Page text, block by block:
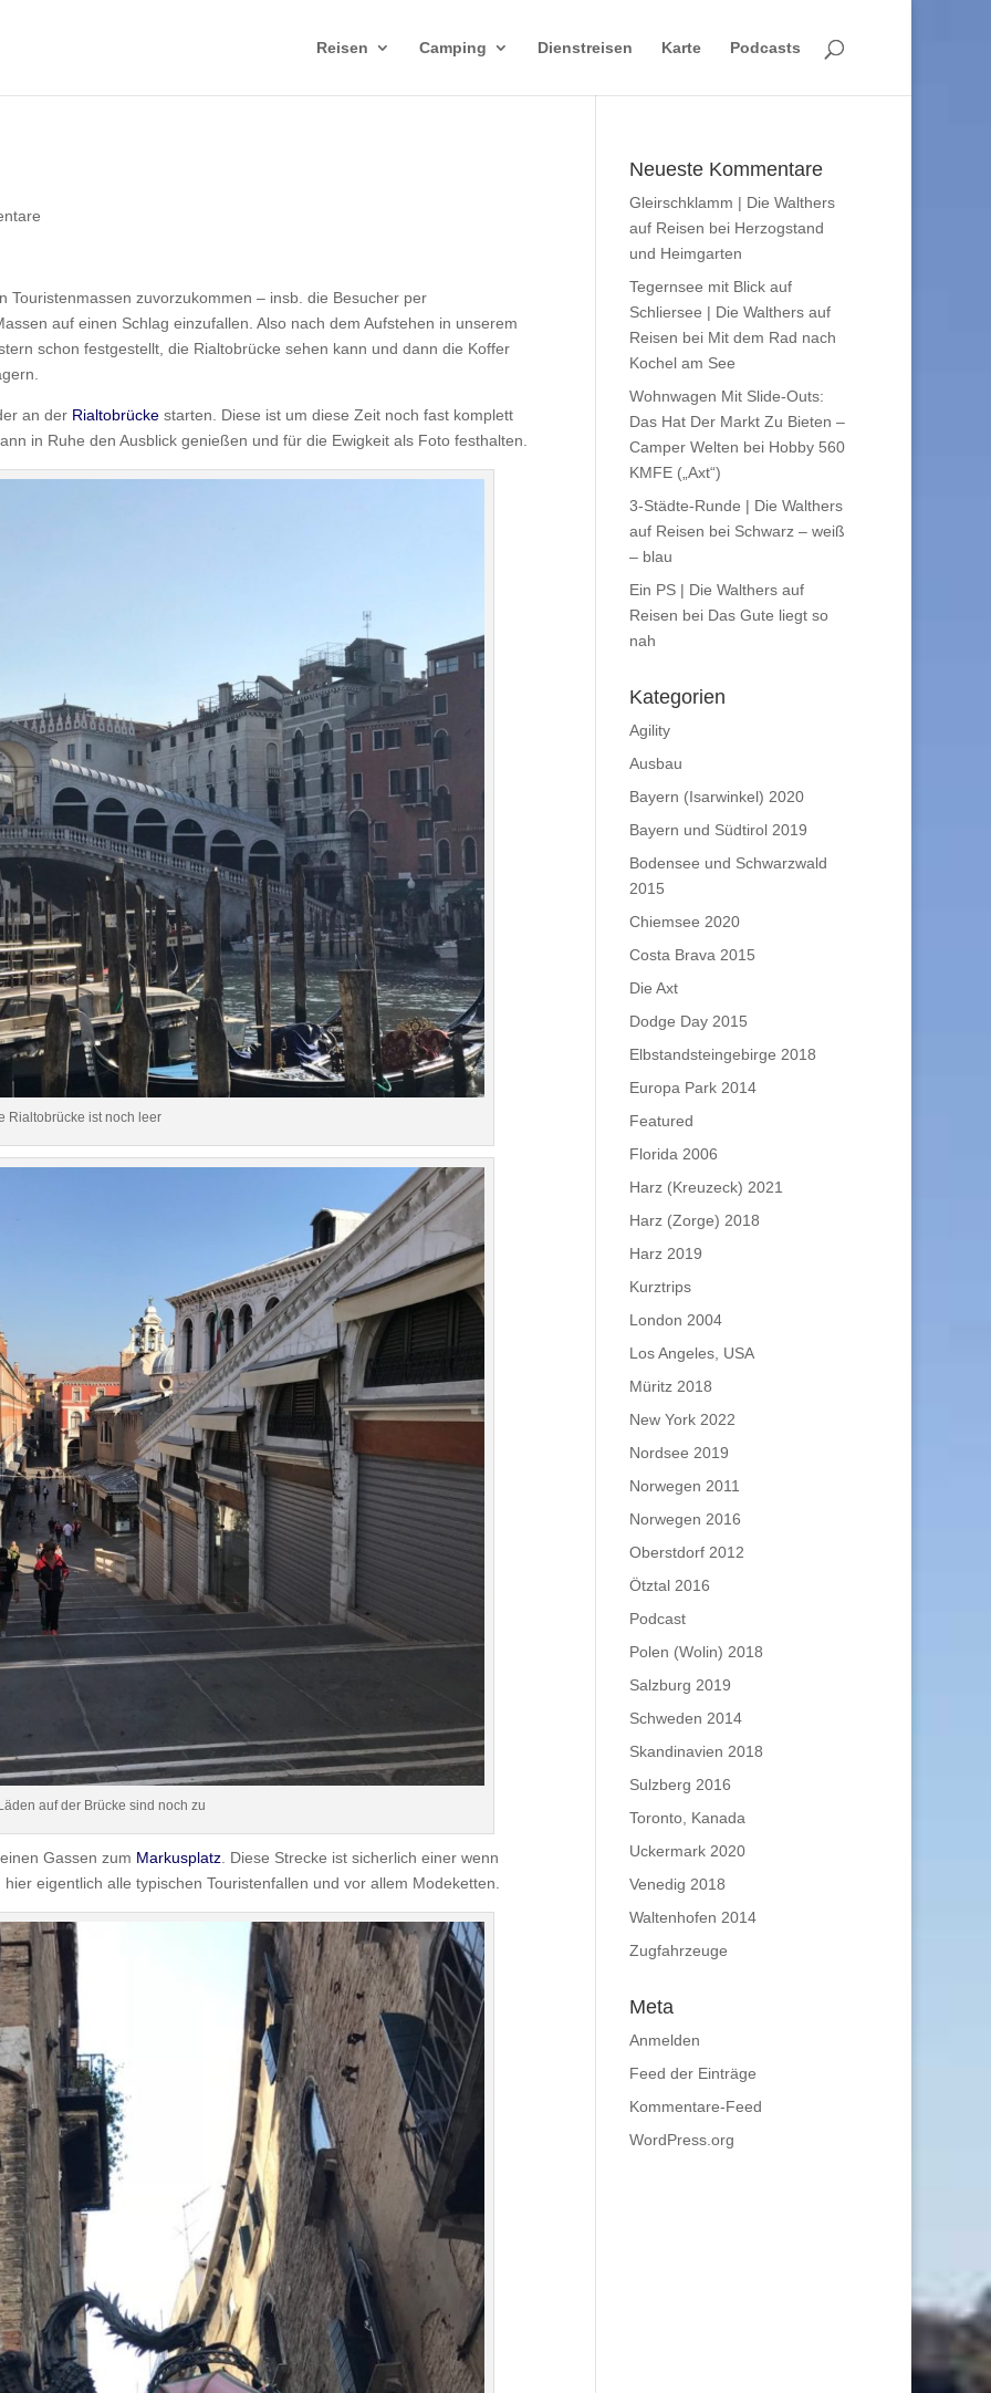
Reisen Camping Dienstreisen Karte Podcasts
zuvorzukommen – insb. die Besucher per
auf einen Schlag einzufallen. Also nach dem Aufstehen in unserem
schon festgestellt, die Rialtobrücke sehen kann und dann die Koffer
an der Rialtobrücke starten. Diese ist um diese Zeit noch fast komplett
in Ruhe den Ausblick genießen und für die Ewigkeit als Foto festhalten.
Rialtobrücke ist noch leer
auf der Brücke sind noch zu
Gassen zum Markusplatz . Diese Strecke ist sicherlich einer wenn
eigentlich alle typischen Touristenfallen und vor allem Modeketten.
Neueste Kommentare
Gleirschklamm | Die Walthers
auf Reisen bei Herzogstand
und Heimgarten
Tegernsee mit Blick auf
Schliersee | Die Walthers auf
Reisen bei Mit dem Rad nach
Kochel am See
Wohnwagen Mit Slide-Outs:
Das Hat Der Markt Zu Bieten –
Camper Welten bei Hobby 560
KMFE („Axt“)
3-Städte-Runde | Die Walthers
auf Reisen bei Schwarz – weiß
– blau
Ein PS | Die Walthers auf
Reisen bei Das Gute liegt so
nah
Kategorien
Agility
Ausbau
Bayern (Isarwinkel) 2020
Bayern und Südtirol 2019
Bodensee und Schwarzwald
2015
Chiemsee 2020
Costa Brava 2015
Die Axt
Dodge Day 2015
Elbstandsteingebirge 2018
Europa Park 2014
Featured
Florida 2006
Harz (Kreuzeck) 2021
Harz (Zorge) 2018
Harz 2019
Kurztrips
London 2004
Los Angeles, USA
Müritz 2018
New York 2022
Nordsee 2019
Norwegen 2011
Norwegen 2016
Oberstdorf 2012
Ötztal 2016
Podcast
Polen (Wolin) 2018
Salzburg 2019
Schweden 2014
Skandinavien 2018
Sulzberg 2016
Toronto, Kanada
Uckermark 2020
Venedig 2018
Waltenhofen 2014
Zugfahrzeuge
Meta
Anmelden
Feed der Einträge
Kommentare-Feed
WordPress.org